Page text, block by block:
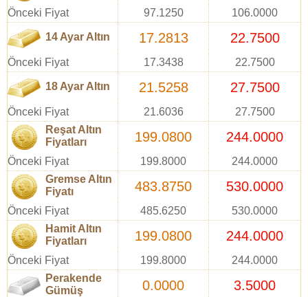
Önceki Fiyat 97.1250 106.0000
14 Ayar Altın 17.2813 22.7500
Önceki Fiyat 17.3438 22.7500
18 Ayar Altın 21.5258 27.7500
Önceki Fiyat 21.6036
27.7500
Reşat Altın
Fiyatları
199.0800 244.0000
Önceki Fiyat 199.8000
244.0000
Gremse Altın
Fiyatı
483.8750 530.0000
Önceki Fiyat 485.6250
530.0000
Hamit Altın
Fiyatları
199.0800 244.0000
Önceki Fiyat 199.8000
244.0000
Perakende
Gümüş
0.0000 3.5000